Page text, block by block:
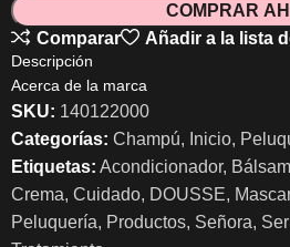
COMPRAR
Comparar
Añadir a la lista
Descripción
Acerca de la marca
SKU: 140122000
Categorías: Champú, Inicio,
Etiquetas: Acondicionador,
Crema, Cuidado, DOUSSE,
Peluquería, Productos, Señora,